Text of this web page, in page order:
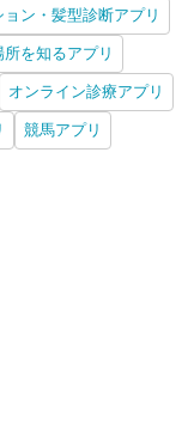
ン・髪型診断アプリ
を知るアプリ
オンライン診療アプリ
競馬アプリ